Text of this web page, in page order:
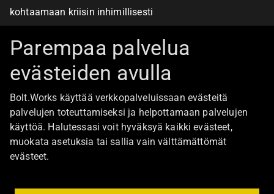
kohtaamaan kriisin inhimillisesti
Boltista
Töihin Bolt.Worksin toimistolle
Ajankohtaista
Ota yhteyttä
Parempaa palvelua
evästeiden avulla
Bolt.Works käyttää verkkopalveluissaan evästeitä
palvelujen toteuttamiseksi ja helpottamaan palvelujen
käyttöä. Halutessasi voit hyväksyä kaikki evästeet,
muokata asetuksia tai sallia vain välttämättömät
evästeet.